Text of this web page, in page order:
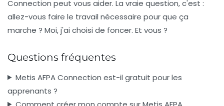
Connection peut vous aider. La vraie question, c'est :
allez-vous faire le travail nécessaire pour que ça
marche ? Moi, j'ai choisi de foncer. Et vous ?
Questions fréquentes
Metis AFPA Connection est-il gratuit pour les
apprenants ?